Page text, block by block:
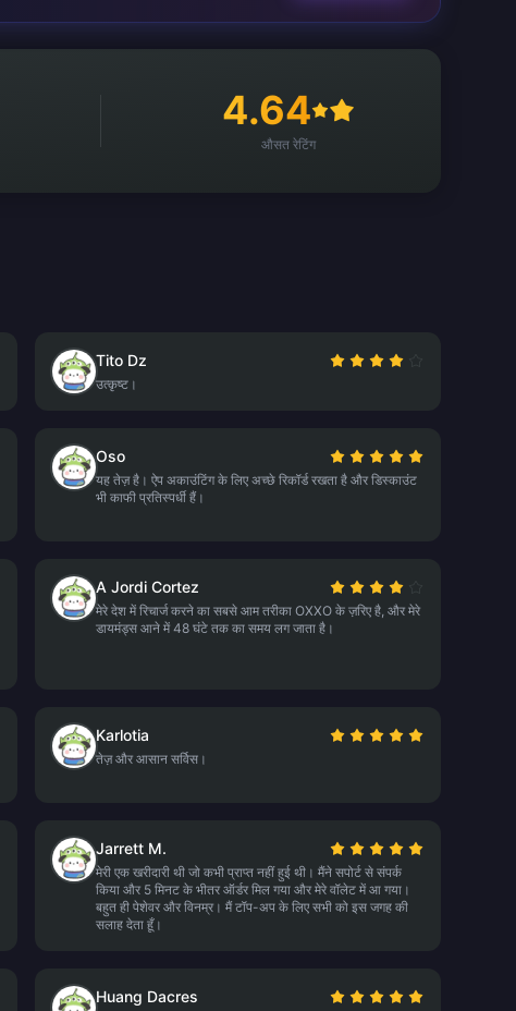
4.64
औसत रेटिंग
Tito Dz
उत्कृष्ट।
Oso
यह तेज़ है। ऐप अकाउंटिंग के लिए अच्छे रिकॉर्ड रखता है और डिस्काउंट
भी काफी प्रतिस्पर्धी हैं।
A Jordi Cortez
मेरे देश में रिचार्ज करने का सबसे आम तरीका OXXO के ज़रिए है, और मेरे
डायमंड्स आने में 48 घंटे तक का समय लग जाता है।
Karlotia
तेज़ और आसान सर्विस।
Jarrett M.
मेरी एक खरीदारी थी जो कभी प्राप्त नहीं हुई थी। मैंने सपोर्ट से संपर्क
किया और 5 मिनट के भीतर ऑर्डर मिल गया और मेरे वॉलेट में आ गया।
बहुत ही पेशेवर और विनम्र। मैं टॉप-अप के लिए सभी को इस जगह की
सलाह देता हूँ।
Huang Dacres